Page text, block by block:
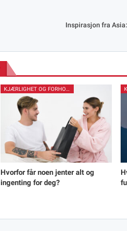
Inspirasjon fra
KJÆRLIGHET OG FORHOLD
Hvorfor får noen jenter alt og
ingenting for deg?